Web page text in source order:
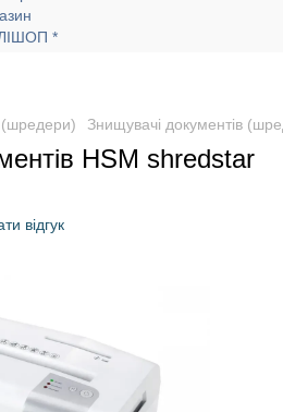
(шредери) Знищувачі документів
HSM shredstar
відгук